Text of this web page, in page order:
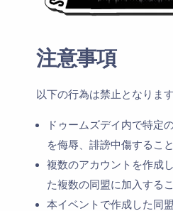
注意事項
以下の行為は禁止となります
ドゥームズデイ内で特定
を侮辱、誹謗中傷すること
複数のアカウントを作成
た複数の同盟に加入する
本イベントで作成した同